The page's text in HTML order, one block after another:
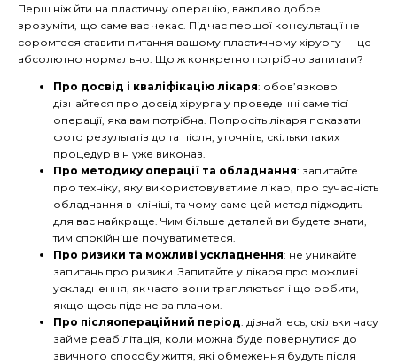
Перш ніж йти на пластичну операцію, важливо добре
зрозуміти, що саме вас чекає. Під час першої консультації не
соромтеся ставити питання вашому пластичному хірургу — це
абсолютно нормально. Що ж конкретно потрібно запитати?
Про досвід і кваліфікацію лікаря: обов’язково
дізнайтеся про досвід хірурга у проведенні саме тієї
операції, яка вам потрібна. Попросіть лікаря показати
фото результатів до та після, уточніть, скільки таких
процедур він уже виконав.
Про методику операції та обладнання: запитайте
про техніку, яку використовуватиме лікар, про сучасність
обладнання в клініці, та чому саме цей метод підходить
для вас найкраще. Чим більше деталей ви будете знати,
тим спокійніше почуватиметеся.
Про ризики та можливі ускладнення: не уникайте
запитань про ризики. Запитайте у лікаря про можливі
ускладнення, як часто вони трапляються і що робити,
якщо щось піде не за планом.
Про післяопераційний період: дізнайтесь, скільки часу
займе реабілітація, коли можна буде повернутися до
звичного способу життя, які обмеження будуть після